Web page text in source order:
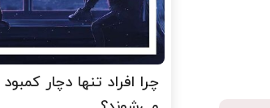
چرا افراد تنها دچار